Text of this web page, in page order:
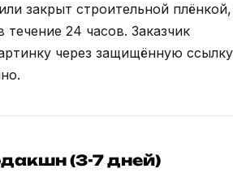
закрыт строительной плёнкой,
течение 24 часов. Заказчик
через защищённую ссылку
(3-7 дней)